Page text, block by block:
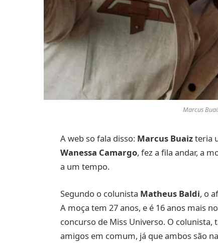
Marcus
A web so fala disso: Marcus Buaizteria
Wanessa Camargo, fez a fila andar, a
a um tempo.
Segundo o colunista Matheus Baldi, o
A moça tem 27 anos, e é 16 anos mais
concurso de Miss Universo. O
amigos em comum, já que ambos são